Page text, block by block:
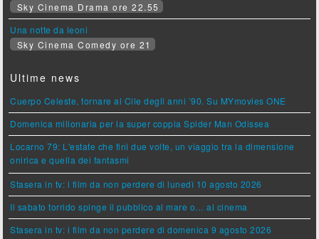
Sky Cinema Drama ore 22.55
Una notte da leoni
Sky Cinema Comedy ore 21
Ultime news
Cuerpo Celeste, tornare al Cile degli anni ’90. Su MYmovies ONE
Domenica milionaria per la super coppia Spider Man Odissea
Locarno 79: L'estate che finì due volte, un viaggio tra la dimensione
onirica e quella dei fantasmi
Stasera in tv: i film da non perdere di lunedì 10 agosto 2026
Il sabato torrido spinge il pubblico al mare o… al cinema
Stasera in tv: i film da non perdere di domenica 9 agosto 2026